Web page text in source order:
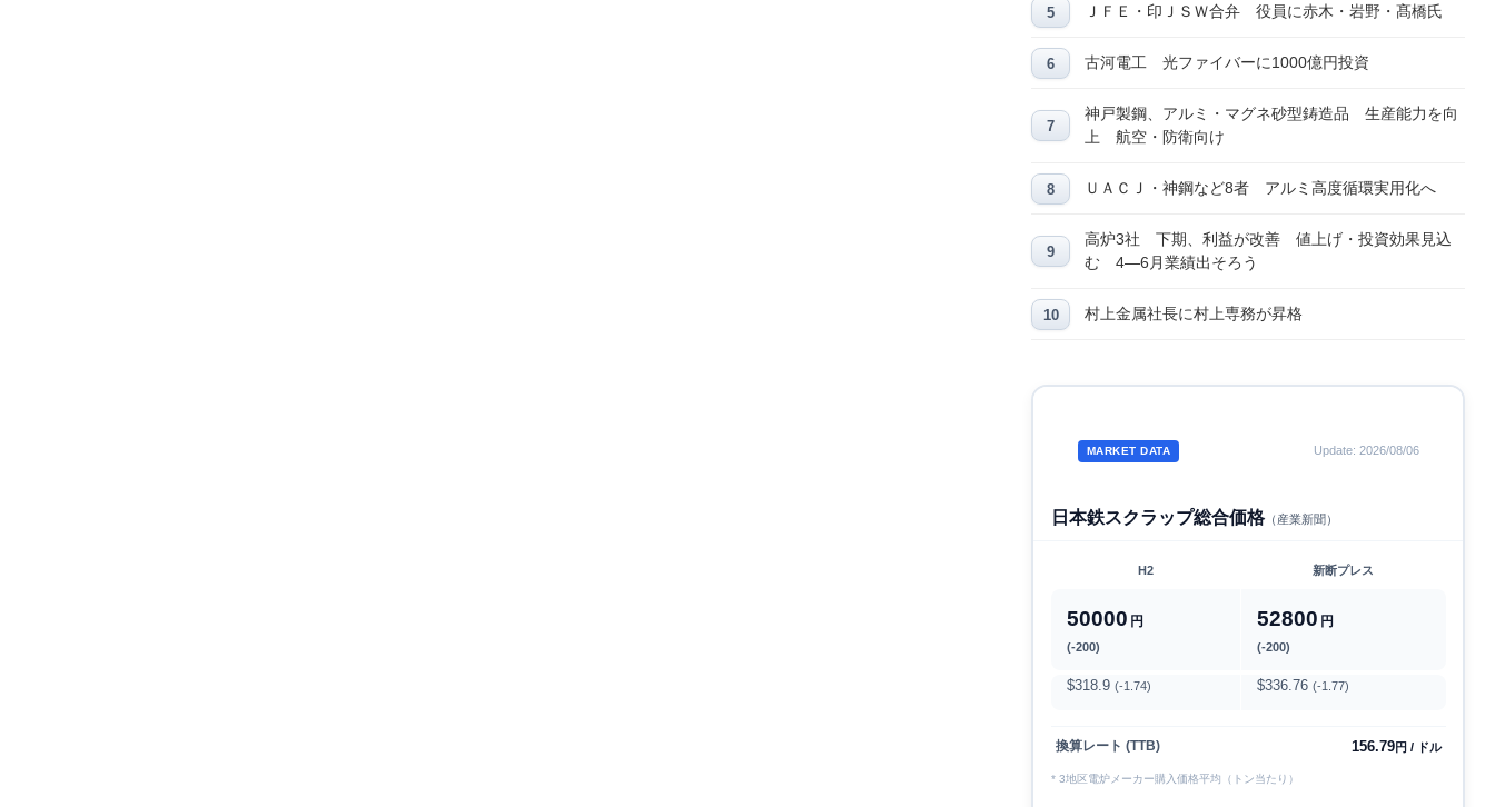
ＪＦＥ・印ＪＳＷ合弁 役員に赤木・岩野・髙橋氏
古河電工 光ファイバーに1000億円投資
神戸製鋼、アルミ・マグネ砂型鋳造品 生産能力を向
上 航空・防衛向け
ＵＡＣＪ・神鋼など8者 アルミ高度循環実用化へ
高炉3社 下期、利益が改善 値上げ・投資効果見込
む 4―6月業績出そろう
村上金属社長に村上専務が昇格
MARKET DATA Update: 2026/08/06
日本鉄スクラップ総合価格（産業新聞）
H2 新断プレス
50000 円
(-200)
52800 円
(-200)
$318.9 (-1.74) $336.76 (-1.77)
換算レート (TTB) 156.79円 / ドル
* 3地区電炉メーカー購入価格平均（トン当たり）